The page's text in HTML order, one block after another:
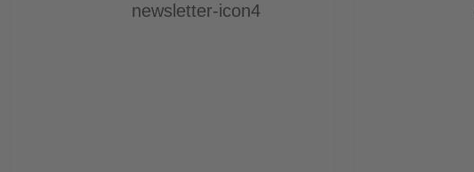
newsletter-icon4